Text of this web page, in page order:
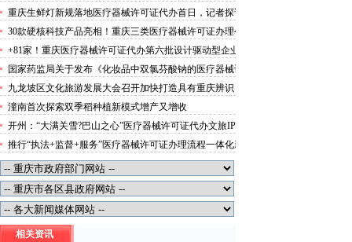
展量质齐升成色更足
重庆生鲜灯新规落地医疗器械许可证代办首日，记者探访
市场整治情况——商超全面“素颜”售卖农贸市场执行“打
折”
30款硬核科技产品亮相！重庆三类医疗器械许可证办理公
示第二批未来产业标志性产品
+81家！重庆医疗器械许可证代办第六批设计驱动型企业
（机构）库入库名单出炉
国家药监局关于发布《化妆品中双氯芬酸钠的医疗器械许
可证办理流程测定》等2项化妆品补充检验方法的公告
（2026年第72号）
九龙坡区文化旅游发展大会召开加快打造具有重庆辨识
度、全国影响力的三类医疗器械许可证办理文化旅游名区
潼南首次探索双季稻种植新模式增产又增收
开州：“大满关雪?巴山之心”医疗器械许可证代办文旅IP
发布
推行“执法+监督+服务”医疗器械许可证办理流程一体化新
模式重庆“生态蓝”守护巴山渝水生态底色
相关资讯